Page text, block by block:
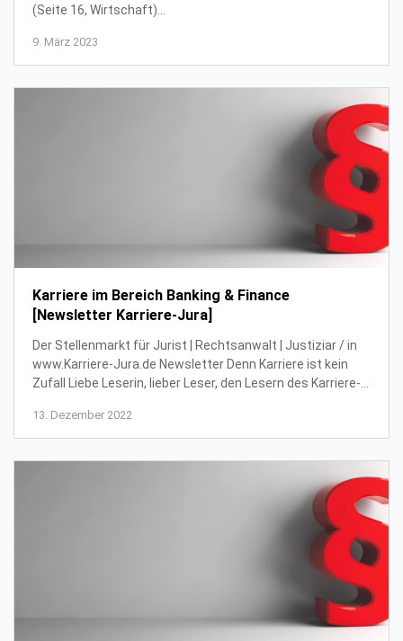
(Seite 16, Wirtschaft)
für KARRI...
9. März 2023
Karriere im Bereich Banking & Finance
[Newsletter Karriere-Jura]
Der Stellenmarkt für Jurist | Rechtsanwalt | Justiziar / in
www.Karriere-Jura.de Newsletter Denn Karriere ist kein
Zufall Liebe Leserin, lieber Leser, den Lesern des Karriere-
13. Dezember 2022